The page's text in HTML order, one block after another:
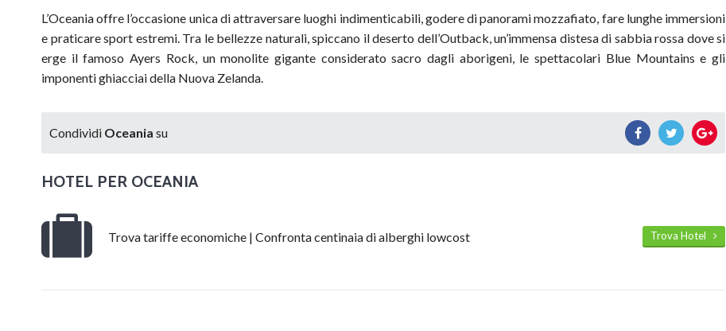
L’Oceania offre l’occasione unica di attraversare luoghi indimenticabili, godere di panorami mozzafiato, fare lunghe immersioni
e praticare sport estremi. Tra le bellezze naturali, spiccano il deserto dell’Outback, un’immensa distesa di sabbia rossa dove si
erge il famoso Ayers Rock, un monolite gigante considerato sacro dagli aborigeni, le spettacolari Blue Mountains e gli
imponenti ghiacciai della Nuova Zelanda.
Condividi Oceania su
HOTEL PER OCEANIA
Trova tariffe economiche | Confronta centinaia di alberghi lowcost Trova Hotel